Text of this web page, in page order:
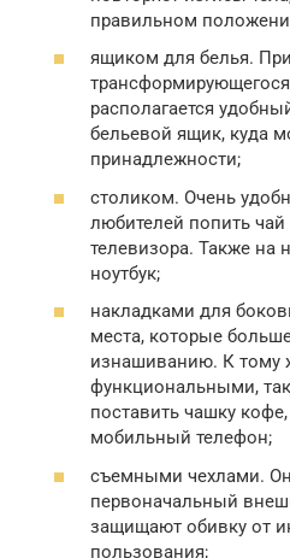
правильном
ящиком для белья.
располагается
бельевой ящик, куда
принадлежности;
столиком. Очень
любителей попить
телевизора. Также на
ноутбук;
накладками для
места, которые
изнашиванию. К тому
функциональными,
поставить чашку
мобильный телефон;
съемными чехлами.
первоначальный
защищают обивку от
пользования;